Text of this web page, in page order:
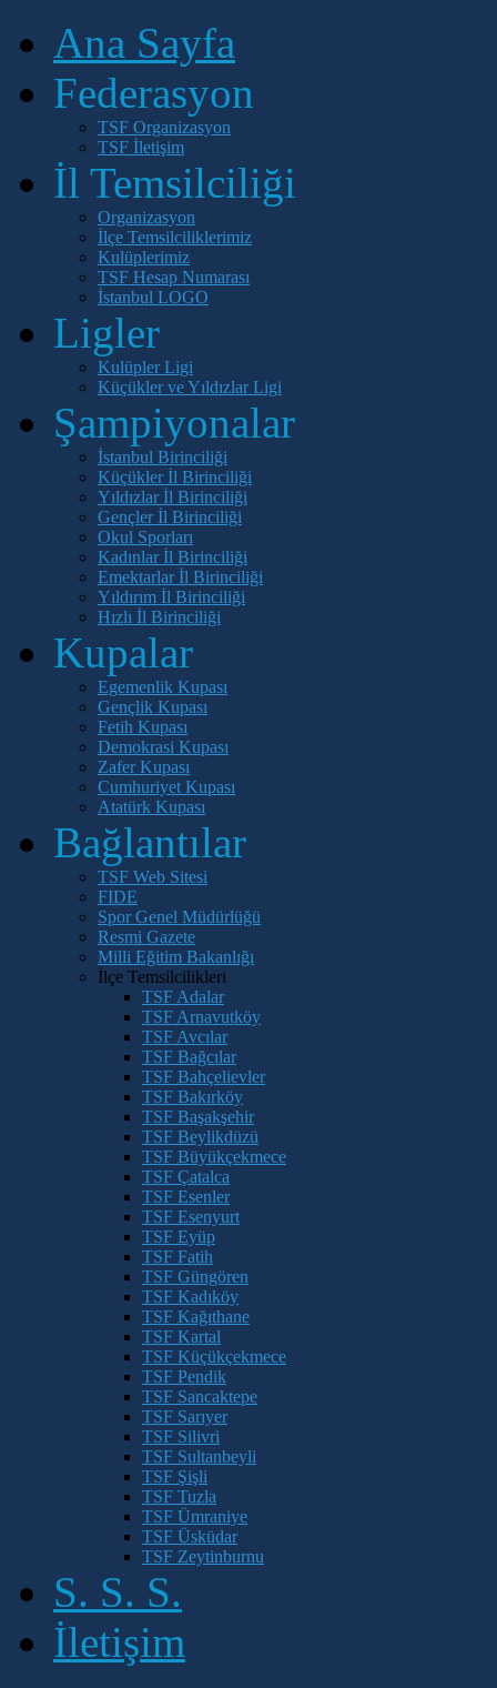
Ana Sayfa
Federasyon
TSF Organizasyon
TSF İletişim
İl Temsilciliği
Organizasyon
İlçe Temsilciliklerimiz
Kulüplerimiz
TSF Hesap Numarası
İstanbul LOGO
Ligler
Kulüpler Ligi
Küçükler ve Yıldızlar Ligi
Şampiyonalar
İstanbul Birinciliği
Küçükler İl Birinciliği
Yıldızlar İl Birinciliği
Gençler İl Birinciliği
Okul Sporları
Kadınlar İl Birinciliği
Emektarlar İl Birinciliği
Yıldırım İl Birinciliği
Hızlı İl Birinciliği
Kupalar
Egemenlik Kupası
Gençlik Kupası
Fetih Kupası
Demokrasi Kupası
Zafer Kupası
Cumhuriyet Kupası
Atatürk Kupası
Bağlantılar
TSF Web Sitesi
FIDE
Spor Genel Müdürlüğü
Resmi Gazete
Milli Eğitim Bakanlığı
İlçe Temsilcilikleri
TSF Adalar
TSF Arnavutköy
TSF Avcılar
TSF Bağcılar
TSF Bahçelievler
TSF Bakırköy
TSF Başakşehir
TSF Beylikdüzü
TSF Büyükçekmece
TSF Çatalca
TSF Esenler
TSF Esenyurt
TSF Eyüp
TSF Fatih
TSF Güngören
TSF Kadıköy
TSF Kağıthane
TSF Kartal
TSF Küçükçekmece
TSF Pendik
TSF Sancaktepe
TSF Sarıyer
TSF Silivri
TSF Sultanbeyli
TSF Şişli
TSF Tuzla
TSF Ümraniye
TSF Üsküdar
TSF Zeytinburnu
S. S. S.
İletişim